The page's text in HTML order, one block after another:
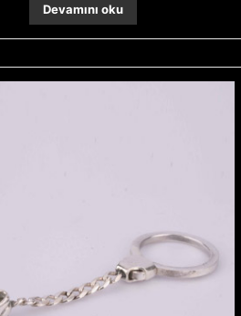
Devamını oku